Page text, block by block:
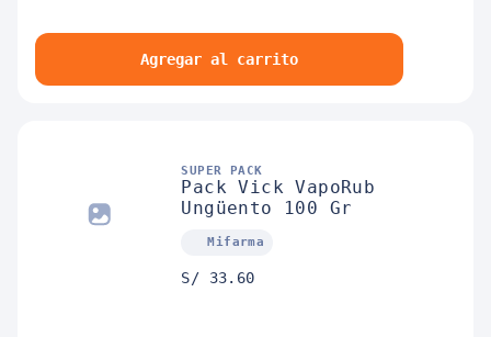
Agregar al carrito
SUPER PACK
Pack Vick VapoRub
Ungüento 100 Gr
Mifarma
S/ 33.60